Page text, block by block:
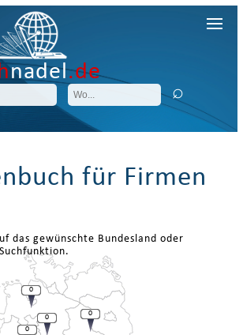
nadel.de
für Firmen
das gewünschte Bundesland oder
0
0
0
0